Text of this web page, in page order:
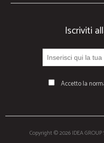
Iscriviti
Accetto la
Copyright © 2026 IDEA